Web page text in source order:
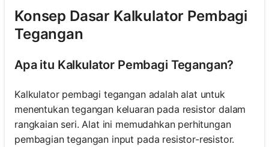
Konsep Dasar Kalkulator Pembagi
Tegangan
Apa itu Kalkulator Pembagi Tegangan?
Kalkulator pembagi tegangan adalah alat untuk
menentukan tegangan keluaran pada resistor dalam
rangkaian seri. Alat ini memudahkan perhitungan
pembagian tegangan input pada resistor-resistor.